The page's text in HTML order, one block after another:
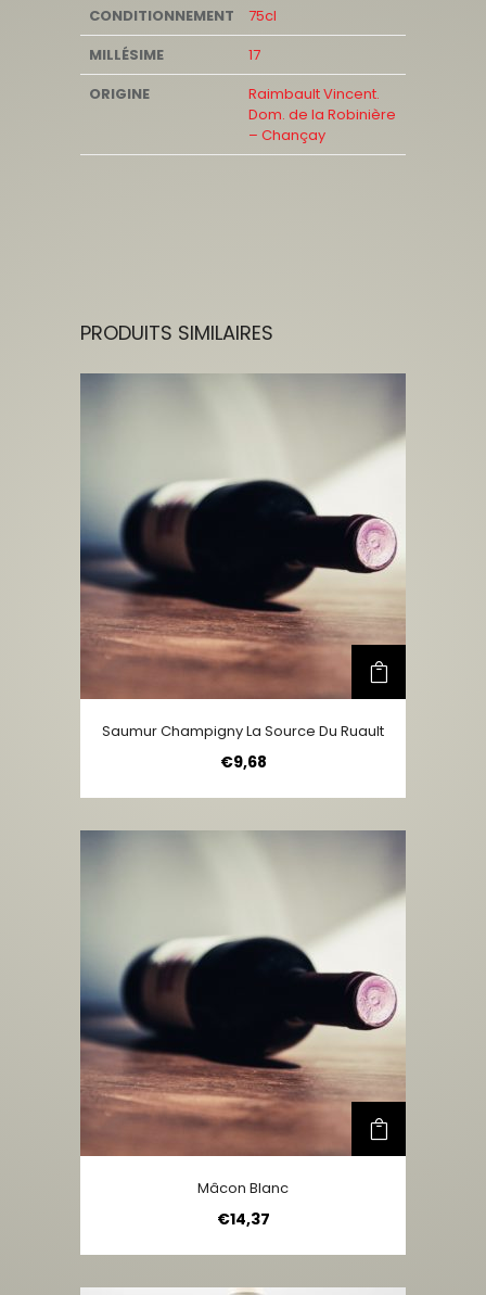
CONDITIONNEMENT
75cl
MILLÉSIME
17
ORIGINE
Raimbault Vincent.
Dom. de la Robinière
– Chançay
PRODUITS SIMILAIRES
Saumur Champigny La Source Du Ruault
€9,68
Mâcon Blanc
€14,37